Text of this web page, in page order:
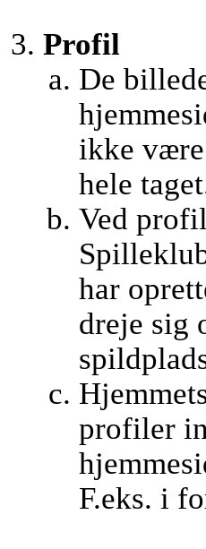
Profil
De
ikke
hele
Ved
har
dreje sig
profiler
F.eks. i